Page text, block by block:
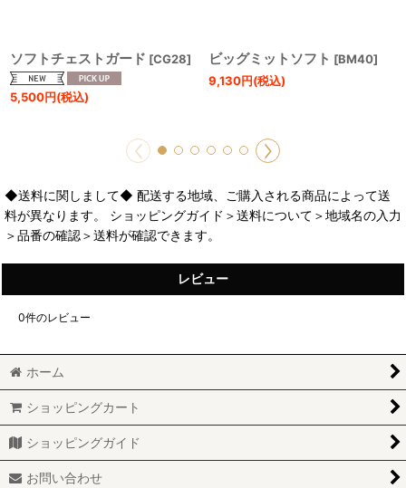
ソフトチェストガード [CG28]
5,500円(税込)
ビッグミットソフト [BM40]
9,130円(税込)
◆送料に関しまして◆ 配送する地域、ご購入される商品によって送
料が異なります。 ショッピングガイド＞送料について＞地域名の入力
＞品番の確認＞送料が確認できます。
レビュー
0件のレビュー
ホーム
ショッピングカート
ショッピングガイド
お問い合わせ